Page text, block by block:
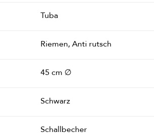
Tuba
Riemen, Anti rutsch
45 cm ∅
Schwarz
Schallbecher